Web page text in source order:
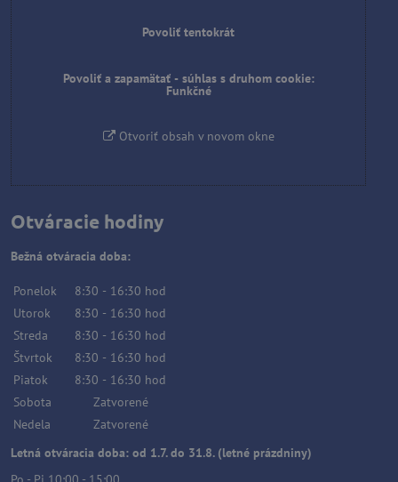
Povoliť tentokrát
Povoliť a zapamätať - súhlas s druhom cookie:
Funkčné
Otvoriť obsah v novom okne
Otváracie hodiny
Bežná otváracia doba:
Ponelok 8:30 - 16:30 hod
Utorok
8:30 - 16:30 hod
Streda
8:30 - 16:30 hod
Štvrtok
8:30 - 16:30 hod
Piatok
8:30 - 16:30 hod
Sobota
Zatvorené
Nedela
Zatvorené
Letná otváracia doba: od 1.7. do 31.8. (letné prázdniny)